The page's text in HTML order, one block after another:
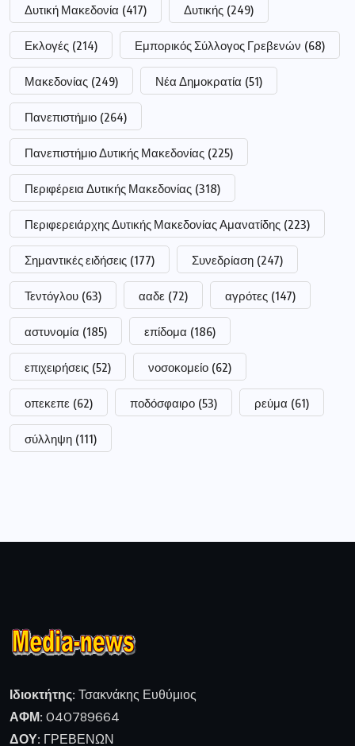
Δυτική Μακεδονία (417) Δυτικής (249)
Εκλογές (214) Εμπορικός Σύλλογος Γρεβενών (68)
Μακεδονίας (249) Νέα Δημοκρατία (51)
Πανεπιστήμιο (264)
Πανεπιστήμιο Δυτικής Μακεδονίας (225)
Περιφέρεια Δυτικής Μακεδονίας (318)
Περιφερειάρχης Δυτικής Μακεδονίας Αμανατίδης (223)
Σημαντικές ειδήσεις (177) Συνεδρίαση (247)
Τεντόγλου (63) ααδε (72) αγρότες (147)
αστυνομία (185) επίδομα (186)
επιχειρήσεις (52) νοσοκομείο (62)
οπεκεπε (62) ποδόσφαιρο (53) ρεύμα (61)
σύλληψη (111)
Ιδιοκτήτης: Τσακνάκης Ευθύμιος
ΑΦΜ: 040789664
ΔΟΥ: ΓΡΕΒΕΝΩΝ